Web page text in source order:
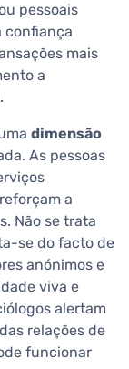
pessoais
confiança
mais
a
dimensão
As pessoas
a
Não se trata
se do facto de
anónimos e
viva e
alertam
relações de
funcionar